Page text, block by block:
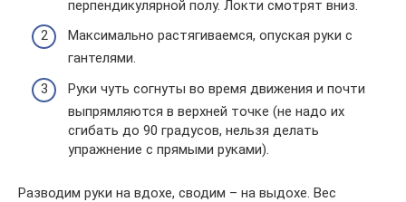
перпендикулярной полу. Локти смотрят вниз.
Максимально растягиваемся, опуская руки с
гантелями.
Руки чуть согнуты во время движения и почти
выпрямляются в верхней точке (не надо их
сгибать до 90 градусов, нельзя делать
упражнение с прямыми руками).
Разводим руки на вдохе, сводим – на выдохе. Вес